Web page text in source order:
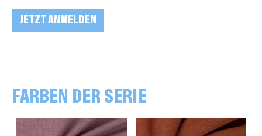
JETZT ANMELDEN
FARBEN DER SERIE